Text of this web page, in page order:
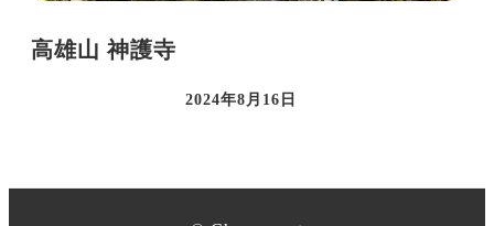
高雄山 神護寺
投稿日
2024年8月16日